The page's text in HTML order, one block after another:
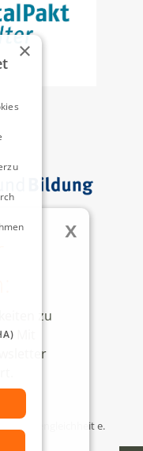
Chancengleichheit e.
zu
Mit
x
×